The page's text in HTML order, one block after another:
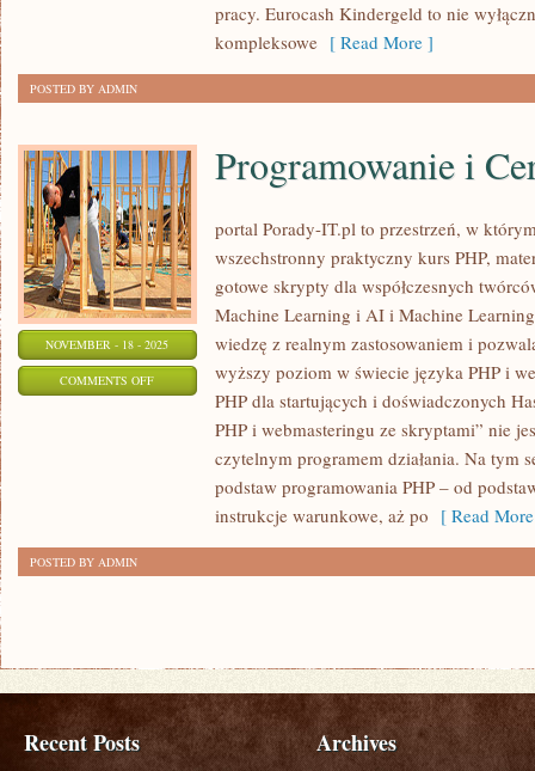
FREELANCERÓW
pracy. Eurocash Kindergeld to nie
kompleksowe [ Read More ]
POSTED BY ADMIN
NOVEMBER - 18 - 2025
COMMENTS OFFON
PROGRAMOWANIE
CERTYFIKACJE
Programowanie i
portal Porady-IT.pl to przestrzeń, w
wszechstronny praktyczny kurs PHP,
gotowe skrypty dla współczesnych
Machine Learning i AI i Machine
wiedzę z realnym zastosowaniem i
wyższy poziom w świecie języka PHP i
PHP dla startujących i doświadczonych
PHP i webmasteringu ze skryptami” nie
czytelnym programem działania. Na tym
podstaw programowania PHP – od
instrukcje warunkowe, aż po [ Read
POSTED BY ADMIN
Recent Posts Archives